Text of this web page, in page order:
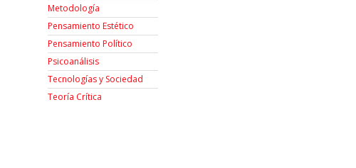
Metodología
Pensamiento Estético
Pensamiento Político
Psicoanálisis
Tecnologías y Sociedad
Teoría Crítica